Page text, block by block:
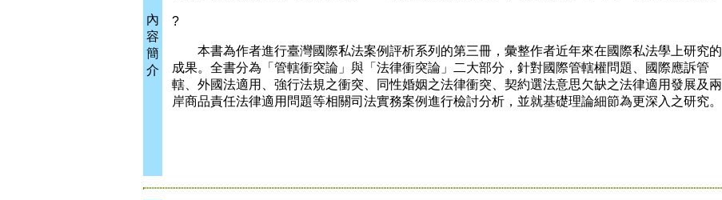
內
容
簡
介
?
本書為作者進行臺灣國際私法案例評析系列的第三冊，彙整作者近年來在國際私法學上研究的
成果。全書分為「管轄衝突論」與「法律衝突論」二大部分，針對國際管轄權問題、國際應訴管
轄、外國法適用、強行法規之衝突、同性婚姻之法律衝突、契約選法意思欠缺之法律適用發展及兩
岸商品責任法律適用問題等相關司法實務案例進行檢討分析，並就基礎理論細節為更深入之研究。